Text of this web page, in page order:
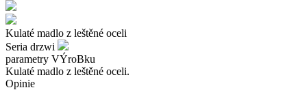
Kulaté madlo z leštěné oceli
Seria drzwi
parametry VÝroBku
Kulaté madlo z leštěné oceli.
Opinie